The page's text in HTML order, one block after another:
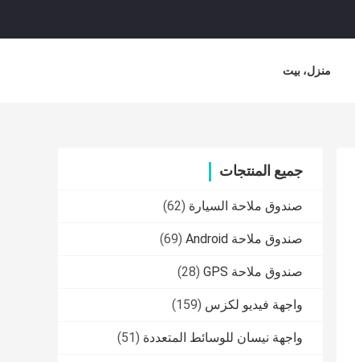
منزل، بيت
جميع المنتجات
صندوق ملاحة السيارة (62)
صندوق ملاحة Android (69)
صندوق ملاحة GPS (28)
واجهة فيديو لكزس (159)
واجهة نيسان للوسائط المتعددة (51)